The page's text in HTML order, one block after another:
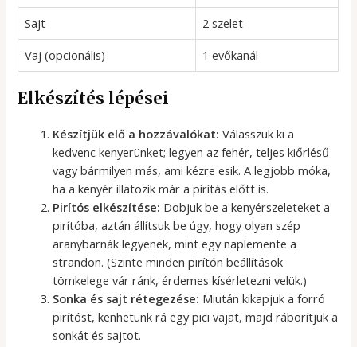
Sajt
2 szelet
Vaj (opcionális)
1 evőkanál
Elkészítés lépései
Készítjük elő a hozzávalókat: Válasszuk ki a
kedvenc kenyerünket; legyen az fehér, teljes kiőrlésű
vagy bármilyen más, ami kézre esik. A legjobb móka,
ha a kenyér illatozik már a pirítás előtt is.
Pirítós elkészítése: Dobjuk be a kenyérszeleteket a
pirítóba, aztán állítsuk be úgy, hogy olyan szép
aranybarnák legyenek, mint egy naplemente a
strandon. (Szinte minden pirítón beállítások
tömkelege vár ránk, érdemes kísérletezni velük.)
Sonka és sajt rétegezése: Miután kikapjuk a forró
pirítóst, kenhetünk rá egy pici vajat, majd ráborítjuk a
sonkát és sajtot.